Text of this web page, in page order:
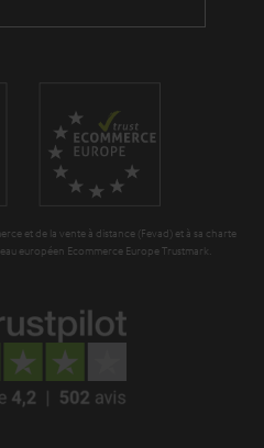
et de la vente à distance (Fevad) et à sa charte
européen Ecommerce Europe Trustmark.